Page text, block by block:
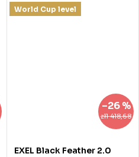
World Cup level
zł1 418,68
–26 %
EXEL Black Feather 2.0